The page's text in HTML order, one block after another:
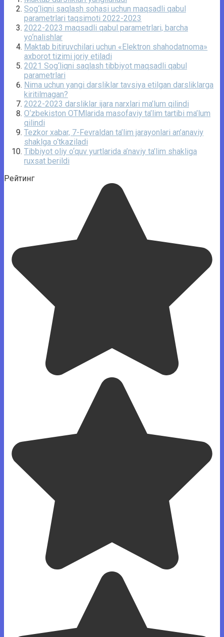
Sog‘liqni saqlash sohasi uchun maqsadli qabul
parametrlari taqsimoti 2022-2023
2022-2023 maqsadli qabul parametrlari, barcha
yo‘nalishlar
Maktab bitiruvchilari uchun «Elektron shahodatnoma»
axborot tizimi joriy etiladi
2021 Sog‘liqni saqlash tibbiyot maqsadli qabul
parametrlari
Nima uchun yangi darsliklar tavsiya etilgan darsliklarga
kiritilmagan?
2022-2023 darsliklar ijara narxlari ma’lum qilindi
O‘zbekiston OTMlarida masofaviy ta’lim tartibi ma’lum
qilindi
Tezkor xabar, 7-Fevraldan ta’lim jarayonlari an’anaviy
shaklga o‘tkaziladi
Tibbiyot oliy o‘quv yurtlarida a’naviy ta’lim shakliga
ruxsat berildi
Рейтинг